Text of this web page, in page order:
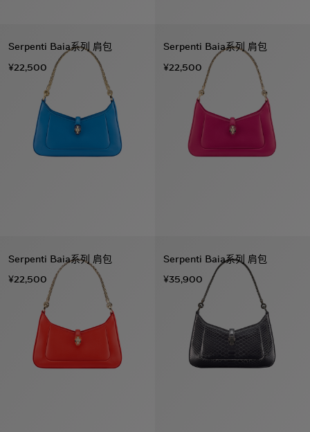
Serpenti Baia系列 肩包
¥22,500
Serpenti Baia系列 肩包
¥22,500
Serpenti Baia系列 肩包
¥22,500
Serpenti Baia系列 肩包
¥35,900